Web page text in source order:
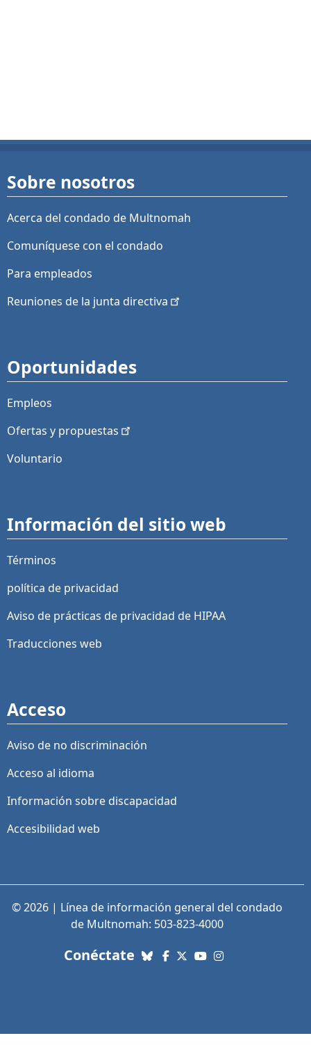
Sobre nosotros
Acerca del condado de Multnomah
Comuníquese con el condado
Para empleados
Reuniones de la junta directiva
Oportunidades
Empleos
Ofertas y propuestas
Voluntario
Información del sitio web
Términos
política de privacidad
Aviso de prácticas de privacidad de HIPAA
Traducciones web
Acceso
Aviso de no discriminación
Acceso al idioma
Información sobre discapacidad
Accesibilidad web
© 2026 | Línea de información general del condado
de Multnomah: 503-823-4000
Conéctate con nosotros. Enlaces a
Bluesky
Facebook
X (Twitter)
YouTube
Instagram